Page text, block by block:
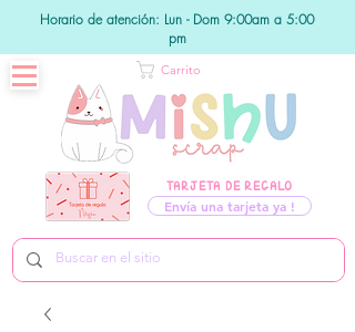
Horario de atención: Lun - Dom 9:00am a 5:00
pm
TARJETA DE REGALO
Envía una tarjeta ya !
Carrito